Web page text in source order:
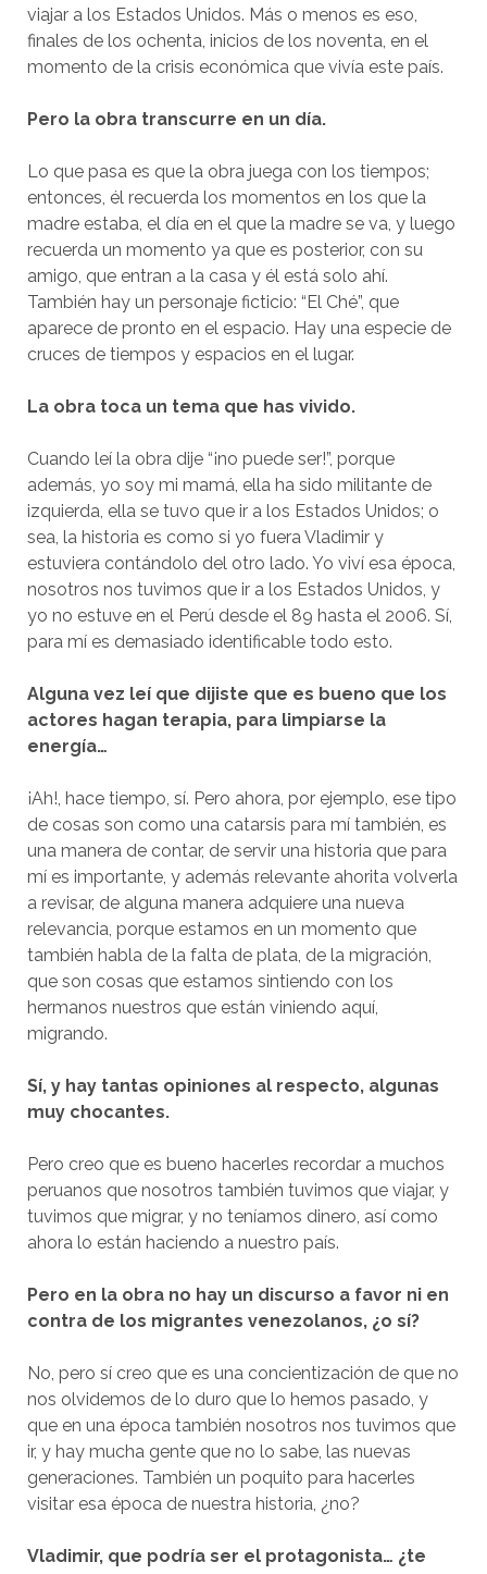
viajar a los Estados Unidos. Más o menos es eso,
finales de los ochenta, inicios de los noventa, en el
momento de la crisis económica que vivía este país.
Pero la obra transcurre en un día.
Lo que pasa es que la obra juega con los tiempos;
entonces, él recuerda los momentos en los que la
madre estaba, el día en el que la madre se va, y luego
recuerda un momento ya que es posterior, con su
amigo, que entran a la casa y él está solo ahí.
También hay un personaje ficticio: “El Ché”, que
aparece de pronto en el espacio. Hay una especie de
cruces de tiempos y espacios en el lugar.
La obra toca un tema que has vivido.
Cuando leí la obra dije “¡no puede ser!”, porque
además, yo soy mi mamá, ella ha sido militante de
izquierda, ella se tuvo que ir a los Estados Unidos; o
sea, la historia es como si yo fuera Vladimir y
estuviera contándolo del otro lado. Yo viví esa época,
nosotros nos tuvimos que ir a los Estados Unidos, y
yo no estuve en el Perú desde el 89 hasta el 2006. Sí,
para mí es demasiado identificable todo esto.
Alguna vez leí que dijiste que es bueno que los
actores hagan terapia, para limpiarse la
energía…
¡Ah!, hace tiempo, sí. Pero ahora, por ejemplo, ese tipo
de cosas son como una catarsis para mí también, es
una manera de contar, de servir una historia que para
mí es importante, y además relevante ahorita volverla
a revisar, de alguna manera adquiere una nueva
relevancia, porque estamos en un momento que
también habla de la falta de plata, de la migración,
que son cosas que estamos sintiendo con los
hermanos nuestros que están viniendo aquí,
migrando.
Sí, y hay tantas opiniones al respecto, algunas
muy chocantes.
Pero creo que es bueno hacerles recordar a muchos
peruanos que nosotros también tuvimos que viajar, y
tuvimos que migrar, y no teníamos dinero, así como
ahora lo están haciendo a nuestro país.
Pero en la obra no hay un discurso a favor ni en
contra de los migrantes venezolanos, ¿o sí?
No, pero sí creo que es una concientización de que no
nos olvidemos de lo duro que lo hemos pasado, y
que en una época también nosotros nos tuvimos que
ir, y hay mucha gente que no lo sabe, las nuevas
generaciones. También un poquito para hacerles
visitar esa época de nuestra historia, ¿no?
Vladimir, que podría ser el protagonista… ¿te